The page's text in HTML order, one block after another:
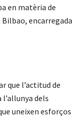
en matèria de
encarregada
que l’actitud de
dels
uneixen esforços